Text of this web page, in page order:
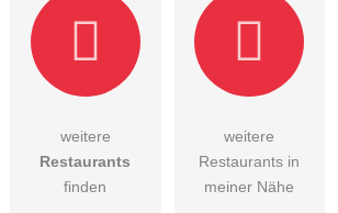
ich dieAGB
habe ich zur Kenntnis genommen.
weitere
Restaurants
finden
weitere
Restaurants in
meiner Nähe